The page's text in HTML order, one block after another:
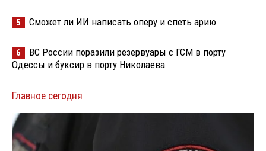
5 Сможет ли ИИ написать оперу и спеть арию
6
ВС России поразили резервуары с ГСМ в порту
Одессы и буксир в порту Николаева
Главное сегодня